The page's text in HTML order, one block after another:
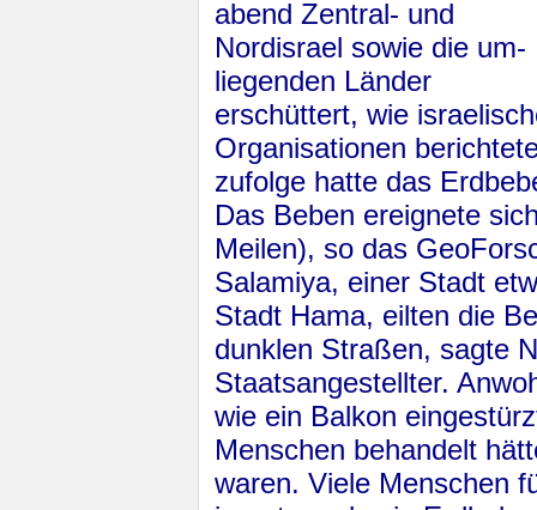
abend Zentral- und
Nordisrael sowie die um­
lie­genden Länder
erschüttert, wie
Organisationen
zufolge hatte das
Das Beben ereignete
Meilen), so das
Salamiya, einer Stadt
Stadt Hama, eilten die
dunklen Straßen, sagte
Staatsangestellter.
wie ein Balkon
Menschen behandelt
waren. Viele Menschen